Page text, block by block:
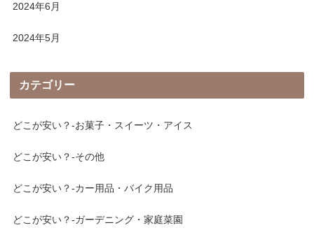
2024年6月
2024年5月
カテゴリー
どこが安い？-お菓子・スイーツ・アイス
どこが安い？-その他
どこが安い？-カー用品・バイク用品
どこが安い？-ガーデニング・家庭菜園